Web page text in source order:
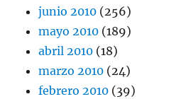
junio 2010 (256)
mayo 2010 (189)
abril 2010 (18)
marzo 2010 (24)
febrero 2010 (39)